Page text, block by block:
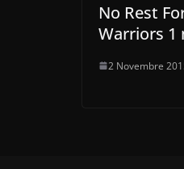
No Rest
Warriors 1
2 Novembre